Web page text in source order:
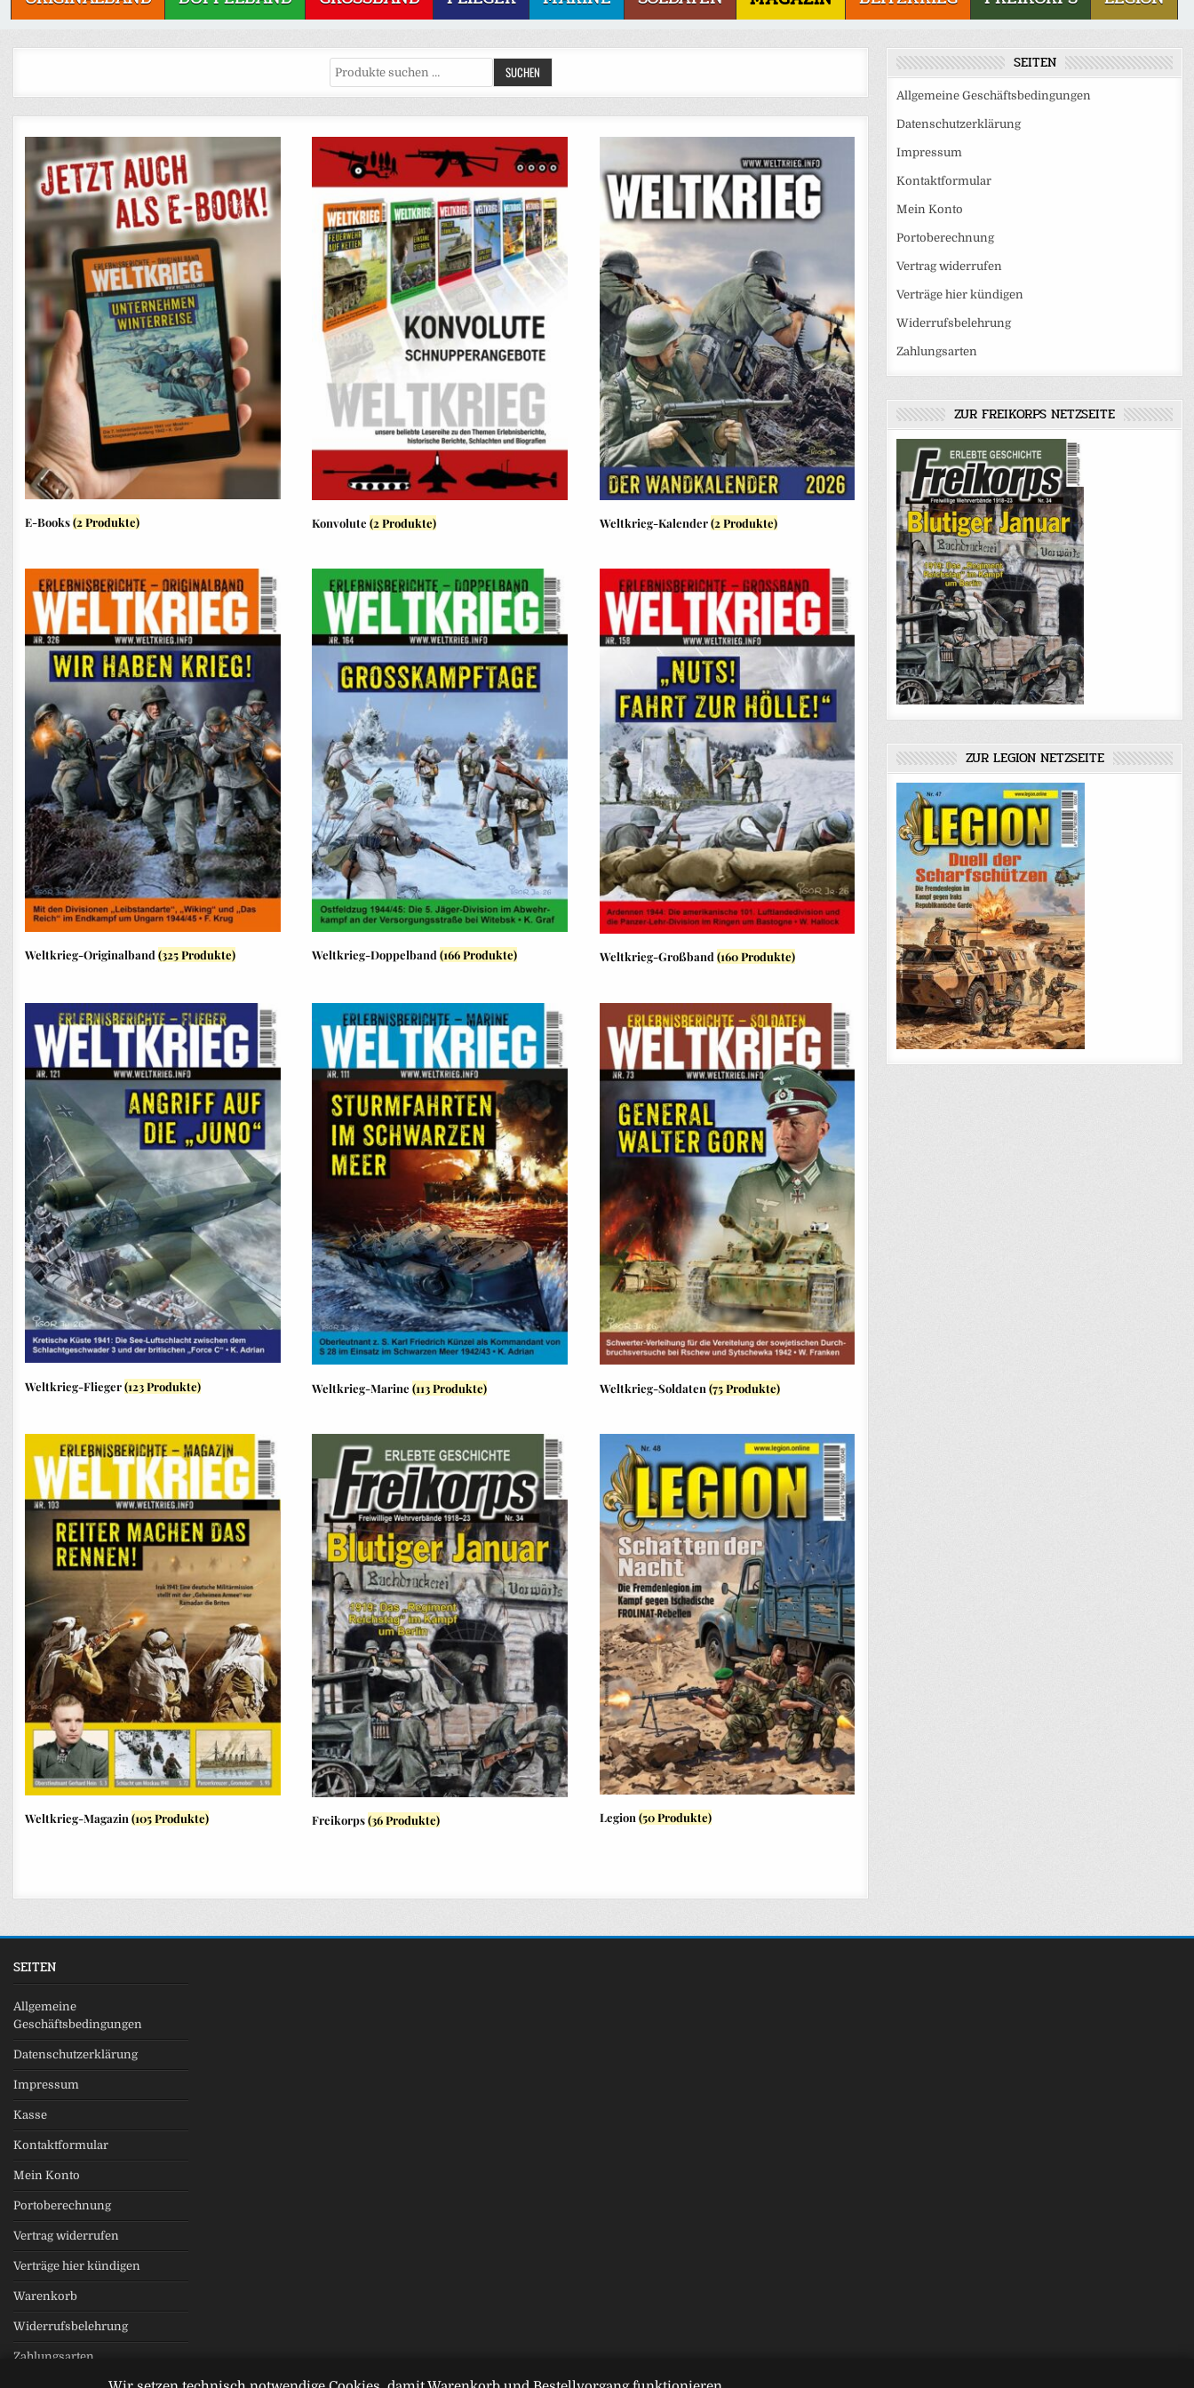
SUCHEN
E-Books(2 Produkte) Konvolute(2 Produkte) Weltkrieg-Kalender(2 Produkte)
Weltkrieg-Originalband(325 Produkte) Weltkrieg-Doppelband(166 Produkte) Weltkrieg-Großband (160 Produkte)
Weltkrieg-Flieger(123 Produkte) Weltkrieg-Marine(113 Produkte) Weltkrieg-Soldaten (75 Produkte)
Weltkrieg-Magazin(105 Produkte) Freikorps(36 Produkte) Legion (50 Produkte)
SEITEN
Allgemeine Geschäftsbedingungen
Datenschutzerklärung
Impressum
Kontaktformular
Mein Konto
Portoberechnung
Vertrag widerrufen
Verträge hier kündigen
Widerrufsbelehrung
Zahlungsarten
ZUR FREIKORPS NETZSEITE
ZUR LEGION NETZSEITE
SEITEN
Allgemeine
Geschäftsbedingungen
Datenschutzerklärung
Impressum
Kasse
Kontaktformular
Mein Konto
Portoberechnung
Vertrag widerrufen
Verträge hier kündigen
Warenkorb
Widerrufsbelehrung
Zahlungsarten